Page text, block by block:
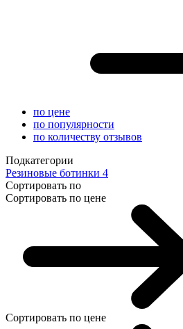
по цене
по популярности
по количеству отзывов
Подкатегории
Резиновые ботинки 4
Сортировать по
Сортировать по цене
Сортировать по цене